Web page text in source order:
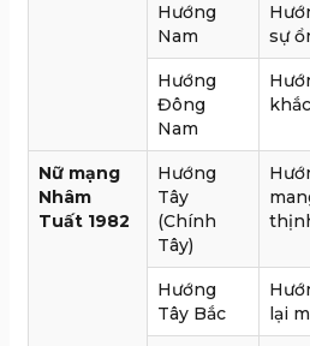
Hướng
Nam
sự
Hướng
Đông
Nam
Nữ mạng
Nhâm
Tuất 1982
Hướng
Tây
(Chính
Tây)
Hướng
Tây Bắc
lại